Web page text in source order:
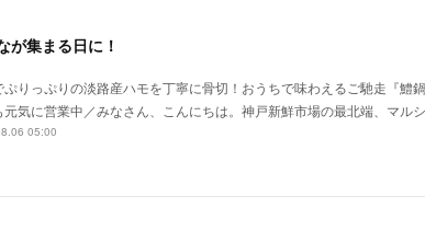
が集まる日に！
ぷりっぷりの淡路産ハモを丁寧に骨切！おうちで味わえるご馳走『鱧
元気に営業中／みなさん、こんにちは。神戸新鮮市場の最北端、マル
05:00